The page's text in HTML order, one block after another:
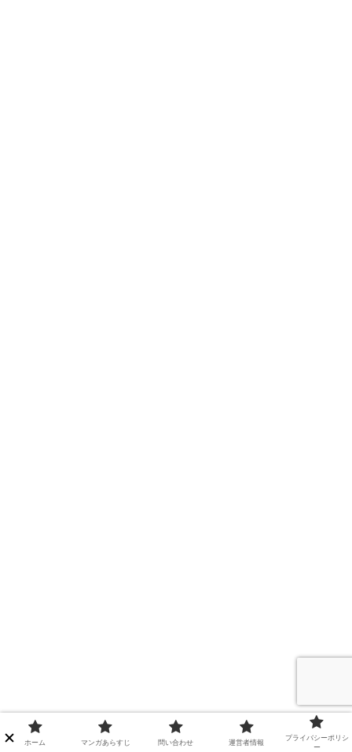
ホーム マンガあらすじ 問い合わせ 運営者情報
プライバシーポリシ
ー